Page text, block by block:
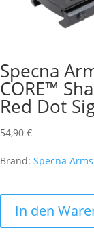
Specna
CORE™
Red Dot
54,90€
Brand:Specna Arms
In den